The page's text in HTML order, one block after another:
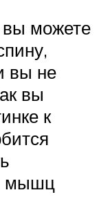
вы можете
вы не
вы
к
мышц